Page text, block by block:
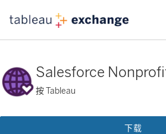
Salesforce
按 Tableau
下载